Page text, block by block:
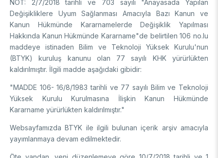
Arşiv
Üretken Yapay Zekâ Rehberi
DESTEKLER
Akademik
Ulusal Programlar
Uluslararası Programlar
Sanayi
Uluslararası Programlar
Bilim & Toplum
Ulusal Programlar
Uluslararası Programlar
Bilimsel Etkinlik
Etkinlik Düzenleme
Etkinliklere Katılım
Uluslararası İş Birlikleri
NOT: 2/7/2018 tarihli ve 703 sayılı "Anayasada Yapılan
Değişikliklere Uyum Sağlanması Amacıyla Bazı Kanun ve
Kanun Hükmünde Kararnamelerde Değişiklik Yapılması
Hakkında Kanun Hükmünde Kararname"de belirtilen 106 no.lu
maddeye istinaden Bilim ve Teknoloji Yüksek Kurulu'nun
(BTYK) kuruluş kanunu olan 77 sayılı KHK yürürlükten
kaldırılmıştır. İlgili madde aşağıdaki gibidir:
"MADDE 106- 16/8/1983 tarihli ve 77 sayılı Bilim ve Teknoloji
Yüksek Kurulu Kurulmasına İlişkin Kanun Hükmünde
Kararname yürürlükten kaldırılmıştır."
Websayfamızda BTYK ile ilgili bulunan içerik arşiv amacıyla
yayımlanmaya devam edilmektedir.